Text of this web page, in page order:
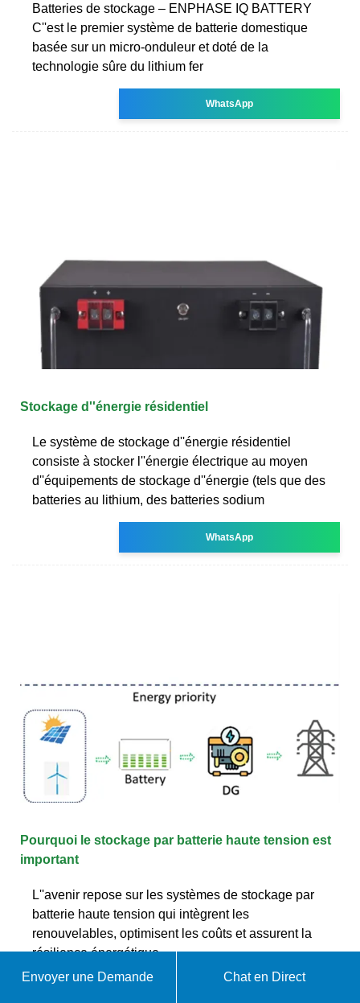
Batteries de stockage – ENPHASE IQ BATTERY
C''est le premier système de batterie domestique
basée sur un micro-onduleur et doté de la
technologie sûre du lithium fer
WhatsApp
Stockage d''énergie résidentiel
Le système de stockage d''énergie résidentiel
consiste à stocker l''énergie électrique au moyen
d''équipements de stockage d''énergie (tels que des
batteries au lithium, des batteries sodium
WhatsApp
Pourquoi le stockage par batterie haute tension est
important
L''avenir repose sur les systèmes de stockage par
batterie haute tension qui intègrent les
renouvelables, optimisent les coûts et assurent la
résilience énergétique.
Envoyer une Demande Chat en Direct